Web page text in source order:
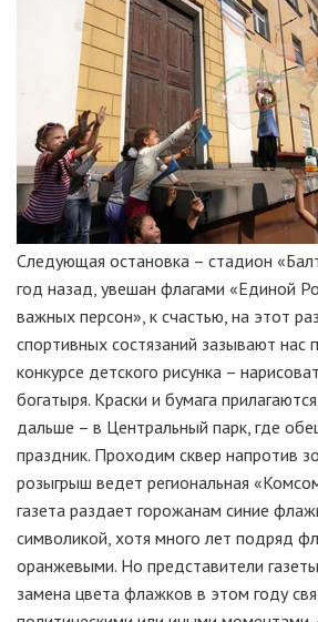
Следующая остановка – стадион
год назад, увешан флагами «Единой
важных персон», к счастью, на этот
спортивных состязаний зазывают нас
конкурсе детского рисунка –
богатыря. Краски и бумага
дальше – в Центральный парк, где
праздник. Проходим сквер напротив
розыгрыш ведет региональная
газета раздает горожанам синие
символикой, хотя много лет подряд
оранжевыми. Но представители
замена цвета флажков в этом году